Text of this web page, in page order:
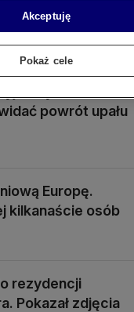
nie wchodzić
powrót upału
Europę.
kilkanaście osób
rezydencji
Pokazał zdjęcia
Akceptuję
Pokaż cele